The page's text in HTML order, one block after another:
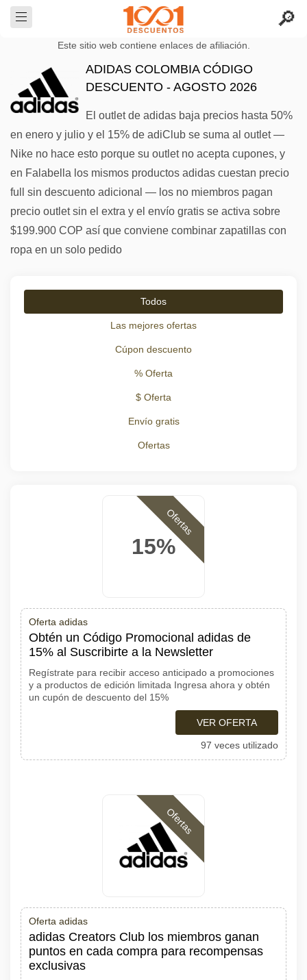
Este sitio web contiene enlaces de afiliación.
ADIDAS COLOMBIA CÓDIGO
DESCUENTO - AGOSTO 2026
El outlet de adidas baja precios hasta 50%
en enero y julio y el 15% de adiClub se suma al outlet —
Nike no hace esto porque su outlet no acepta cupones, y
en Falabella los mismos productos adidas cuestan precio
full sin descuento adicional — los no miembros pagan
precio outlet sin el extra y el envío gratis se activa sobre
$199.900 COP así que conviene combinar zapatillas con
ropa en un solo pedido
Todos
Las mejores ofertas
Cúpon descuento
% Oferta
$ Oferta
Envío gratis
Ofertas
15%
Ofertas
Oferta adidas
Obtén un Código Promocional adidas de
15% al Suscribirte a la Newsletter
Regístrate para recibir acceso anticipado a promociones
y a productos de edición limitada Ingresa ahora y obtén
un cupón de descuento del 15%
VER OFERTA
97 veces utilizado
Ofertas
Oferta adidas
adidas Creators Club los miembros ganan
puntos en cada compra para recompensas
exclusivas